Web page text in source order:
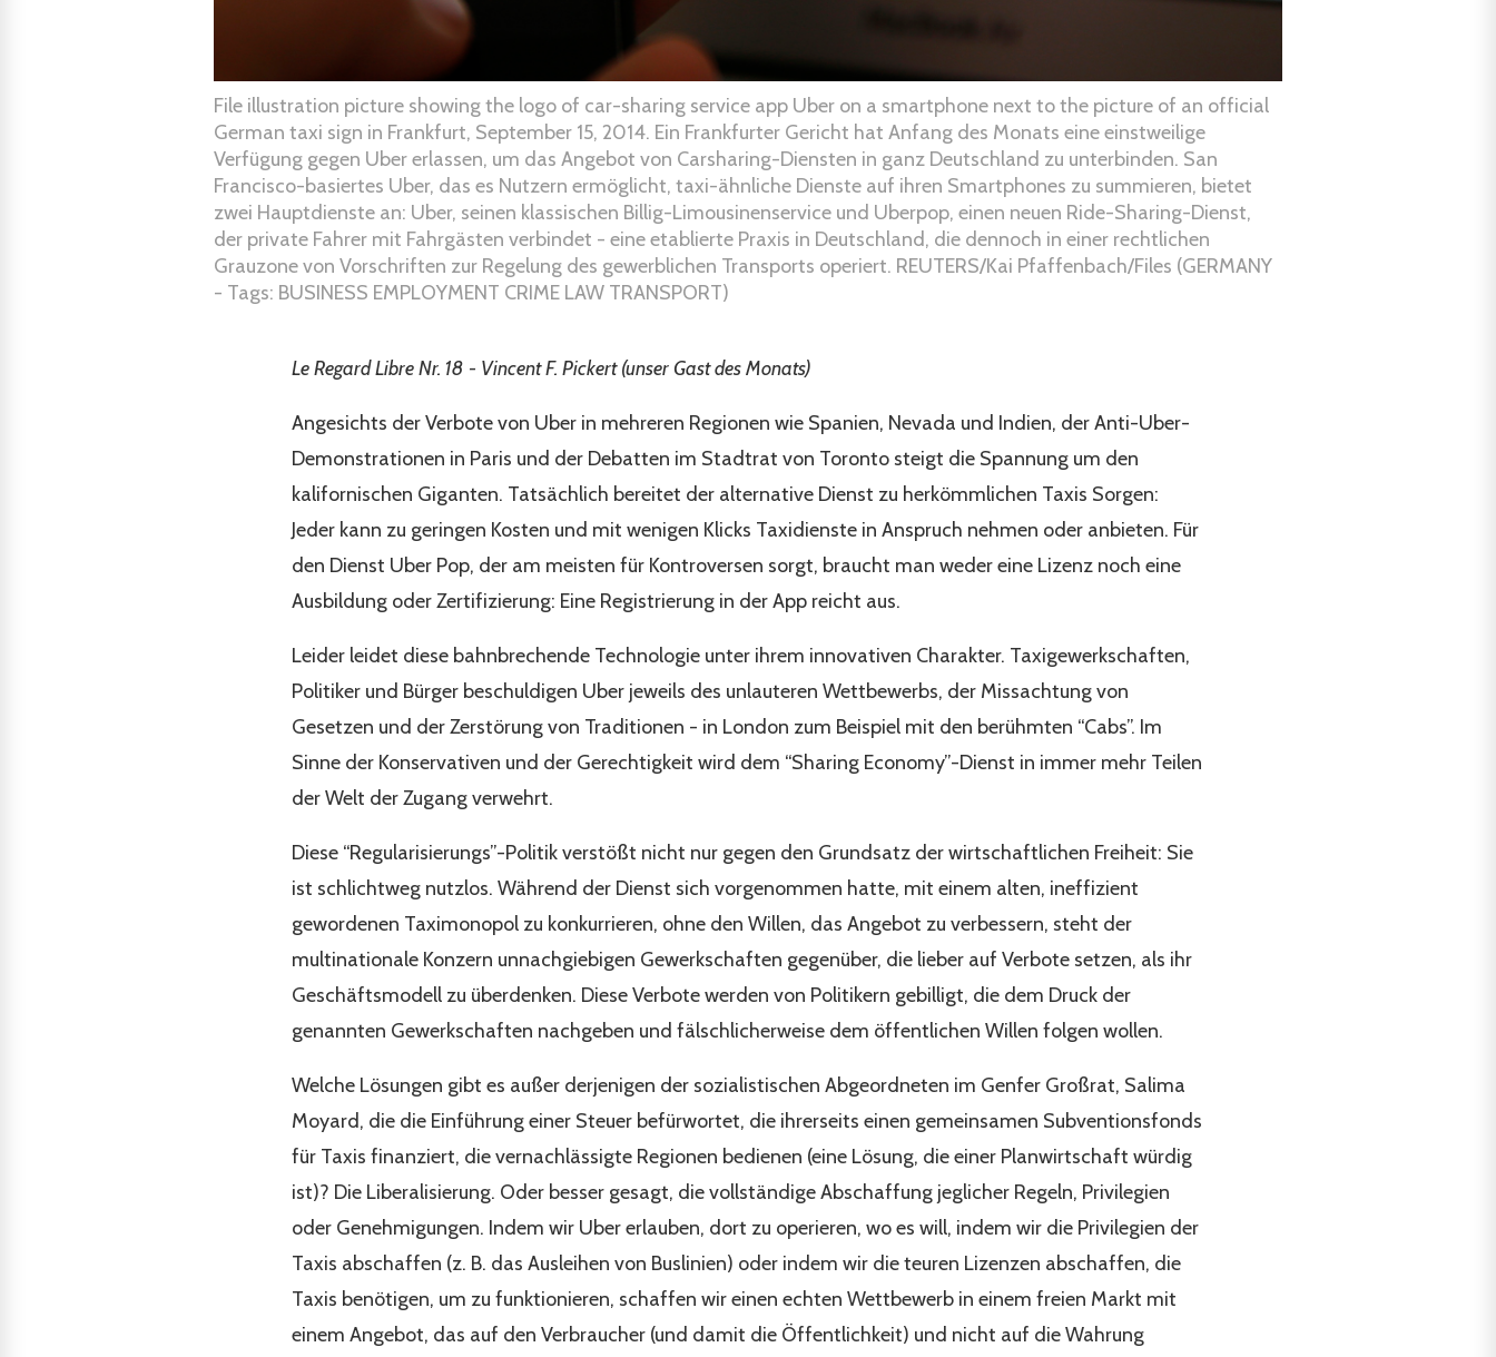
File illustration picture showing the logo of car-sharing service app Uber on a smartphone next to the picture of an official
German taxi sign in Frankfurt, September 15, 2014. Ein Frankfurter Gericht hat Anfang des Monats eine einstweilige
Verfügung gegen Uber erlassen, um das Angebot von Carsharing-Diensten in ganz Deutschland zu unterbinden. San
Francisco-basiertes Uber, das es Nutzern ermöglicht, taxi-ähnliche Dienste auf ihren Smartphones zu summieren, bietet
zwei Hauptdienste an: Uber, seinen klassischen Billig-Limousinenservice und Uberpop, einen neuen Ride-Sharing-Dienst,
der private Fahrer mit Fahrgästen verbindet - eine etablierte Praxis in Deutschland, die dennoch in einer rechtlichen
Grauzone von Vorschriften zur Regelung des gewerblichen Transports operiert. REUTERS/Kai Pfaffenbach/Files (GERMANY
- Tags: BUSINESS EMPLOYMENT CRIME LAW TRANSPORT)
Le Regard Libre Nr. 18 - Vincent F. Pickert (unser Gast des Monats)
Angesichts der Verbote von Uber in mehreren Regionen wie Spanien, Nevada und Indien, der Anti-Uber-
Demonstrationen in Paris und der Debatten im Stadtrat von Toronto steigt die Spannung um den
kalifornischen Giganten. Tatsächlich bereitet der alternative Dienst zu herkömmlichen Taxis Sorgen:
Jeder kann zu geringen Kosten und mit wenigen Klicks Taxidienste in Anspruch nehmen oder anbieten. Für
den Dienst Uber Pop, der am meisten für Kontroversen sorgt, braucht man weder eine Lizenz noch eine
Ausbildung oder Zertifizierung: Eine Registrierung in der App reicht aus.
Leider leidet diese bahnbrechende Technologie unter ihrem innovativen Charakter. Taxigewerkschaften,
Politiker und Bürger beschuldigen Uber jeweils des unlauteren Wettbewerbs, der Missachtung von
Gesetzen und der Zerstörung von Traditionen - in London zum Beispiel mit den berühmten “Cabs”. Im
Sinne der Konservativen und der Gerechtigkeit wird dem “Sharing Economy”-Dienst in immer mehr Teilen
der Welt der Zugang verwehrt.
Diese “Regularisierungs”-Politik verstößt nicht nur gegen den Grundsatz der wirtschaftlichen Freiheit: Sie
ist schlichtweg nutzlos. Während der Dienst sich vorgenommen hatte, mit einem alten, ineffizient
gewordenen Taximonopol zu konkurrieren, ohne den Willen, das Angebot zu verbessern, steht der
multinationale Konzern unnachgiebigen Gewerkschaften gegenüber, die lieber auf Verbote setzen, als ihr
Geschäftsmodell zu überdenken. Diese Verbote werden von Politikern gebilligt, die dem Druck der
genannten Gewerkschaften nachgeben und fälschlicherweise dem öffentlichen Willen folgen wollen.
Welche Lösungen gibt es außer derjenigen der sozialistischen Abgeordneten im Genfer Großrat, Salima
Moyard, die die Einführung einer Steuer befürwortet, die ihrerseits einen gemeinsamen Subventionsfonds
für Taxis finanziert, die vernachlässigte Regionen bedienen (eine Lösung, die einer Planwirtschaft würdig
ist)? Die Liberalisierung. Oder besser gesagt, die vollständige Abschaffung jeglicher Regeln, Privilegien
oder Genehmigungen. Indem wir Uber erlauben, dort zu operieren, wo es will, indem wir die Privilegien der
Taxis abschaffen (z. B. das Ausleihen von Buslinien) oder indem wir die teuren Lizenzen abschaffen, die
Taxis benötigen, um zu funktionieren, schaffen wir einen echten Wettbewerb in einem freien Markt mit
einem Angebot, das auf den Verbraucher (und damit die Öffentlichkeit) und nicht auf die Wahrung